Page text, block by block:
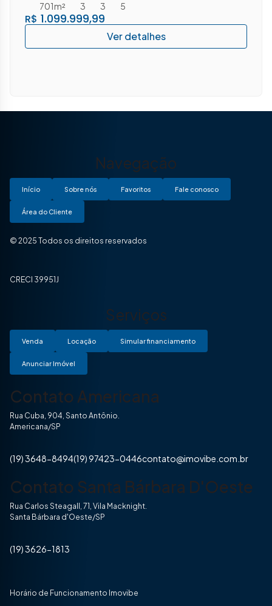
R$ 1.099.999,99
3
3
701m² 5
Navegação
Início Sobre nós Favoritos Fale conosco
Área do Cliente
© 2025 Todos os direitos reservados
CRECI 39951J
Serviços
Venda Locação Simular financiamento
Anunciar Imóvel
Contato Americana
Rua Cuba, 904, Santo Antônio.
Americana/SP
(19) 3648-8494(19) 97423-0446contato@imovibe.com.br
Contato Santa Bárbara D'Oeste
Rua Carlos Steagall, 71, Vila Macknight.
Santa Bárbara d'Oeste/SP
(19) 3626-1813
Horário de Funcionamento Imovibe